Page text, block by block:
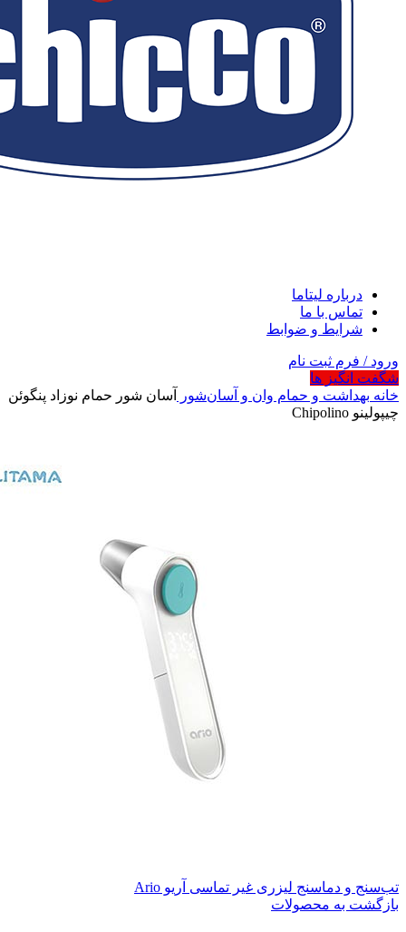
درباره لیتاما
تماس با ما
شرایط و ضوابط
ورود / فرم ثبت نام
شگفت انگیز ها
خانه بهداشت و حمام وان و آسان‌شور
آسان شور حمام نوزاد پنگوئن
چیپولینو Chipolino
تب‌سنج و دماسنج لیزری غیر تماسی آریو Ario
بازگشت به محصولات